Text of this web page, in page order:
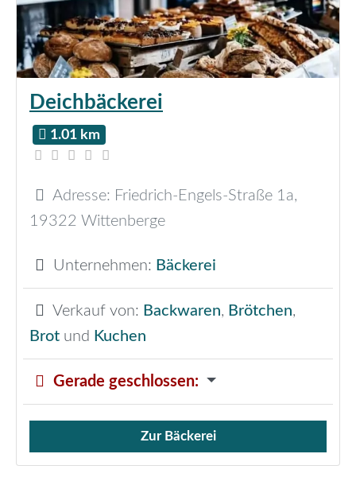
Deichbäckerei
1.01 km
Adresse: Friedrich-Engels-Straße 1a,
19322 Wittenberge
Unternehmen: Bäckerei
Verkauf von: Backwaren, Brötchen,
Brot und Kuchen
Gerade geschlossen:
Verkauf von Brötchen,
Zur Bäckerei